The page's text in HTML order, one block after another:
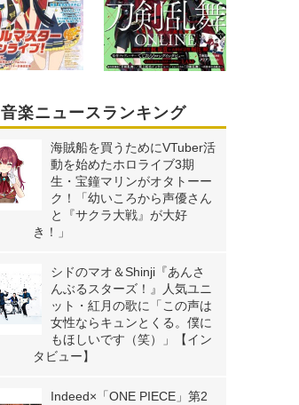
音楽ニュースランキング
海賊船を買うためにVTuber活
動を始めたホロライブ3期
生・宝鐘マリンがオタトーー
ク！「幼いころから声優さん
と『サクラ大戦』が大好
き！」
シドのマオ＆Shinji『あんさ
んぶるスターズ！』人気ユニ
ット・紅月の歌に「この声は
女性ならキュンとくる。僕に
もほしいです（笑）」【イン
タビュー】
Indeed×「ONE PIECE」第2